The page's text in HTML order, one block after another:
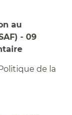
au
- 09
de la